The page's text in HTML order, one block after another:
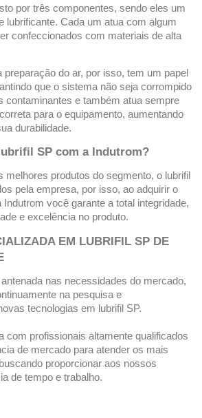
por três componentes, sendo eles um
lubrificante. Cada um atua com algum
confeccionados com materiais de alta
preparação do ar, por isso, tem um papel
que o sistema não seja corrompido
contaminantes e também atua sempre
para o equipamento, aumentando
durabilidade.
SP com a Indutrom?
melhores produtos do segmento, o lubrifil
pela empresa, por isso, ao adquirir o
você garante a total integridade,
e excelência no produto.
EM LUBRIFIL SP DE
nas necessidades do mercado,
na pesquisa e
com profissionais altamente qualificados
de mercado para atender os mais
proporcionar aos nossos
de tempo e trabalho.